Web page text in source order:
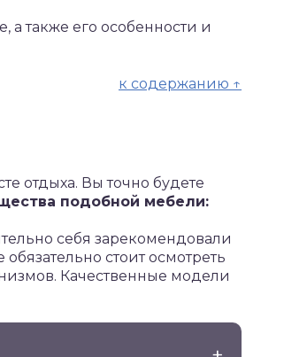
также его особенности и
к содержанию ↑
отдыха. Вы точно будете
подобной мебели:
себя зарекомендовали
стоит осмотреть
Качественные модели